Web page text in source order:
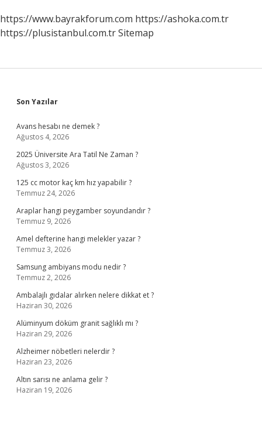
https://www.bayrakforum.com https://ashoka.com.tr
https://plusistanbul.com.trSitemap
Sidebar
Son Yazılar
Avans hesabı ne demek ?
Ağustos 4, 2026
2025 Üniversite Ara Tatil Ne Zaman ?
Ağustos 3, 2026
125 cc motor kaç km hız yapabilir ?
Temmuz 24, 2026
Araplar hangi peygamber soyundandır ?
Temmuz 9, 2026
Amel defterine hangi melekler yazar ?
Temmuz 3, 2026
Samsung ambiyans modu nedir ?
Temmuz 2, 2026
Ambalajlı gıdalar alırken nelere dikkat et ?
Haziran 30, 2026
Alüminyum döküm granit sağlıklı mı ?
Haziran 29, 2026
Alzheimer nöbetleri nelerdir ?
Haziran 23, 2026
Altın sarısı ne anlama gelir ?
Haziran 19, 2026